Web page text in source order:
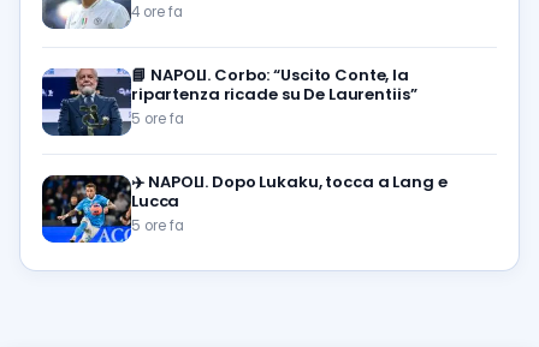
4 ore fa
📘 NAPOLI. Corbo: “Uscito Conte, la
ripartenza ricade su De Laurentiis”
5 ore fa
✈️ NAPOLI. Dopo Lukaku, tocca a Lang e
Lucca
5 ore fa